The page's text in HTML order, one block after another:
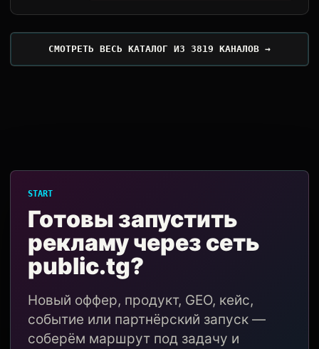
СМОТРЕТЬ ВЕСЬ КАТАЛОГ ИЗ 3819 КАНАЛОВ →
START
Готовы запустить
рекламу через сеть
public.tg?
Новый оффер, продукт, GEO, кейс,
событие или партнёрский запуск —
соберём маршрут под задачу и